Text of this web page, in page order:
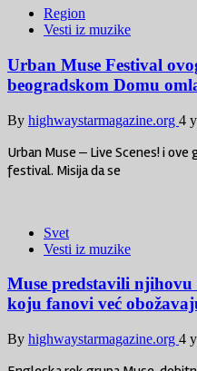
Region
Vesti iz muzike
Urban Muse Festival
beogradskom Domu
By highwaystarmagazine.org 4
Urban Muse ‒ Live Scenes! i
festival. Misija da se
Svet
Vesti iz muzike
Muse predstavili njihovu
koju fanovi već
By highwaystarmagazine.org 4